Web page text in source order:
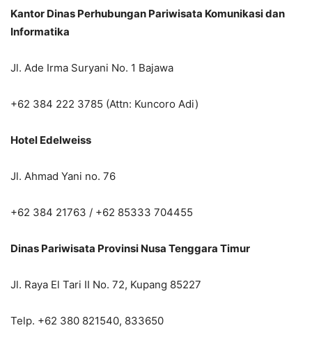
Kantor Dinas Perhubungan Pariwisata Komunikasi dan
Informatika
Jl. Ade Irma Suryani No. 1 Bajawa
+62 384 222 3785 (Attn: Kuncoro Adi)
Hotel Edelweiss
Jl. Ahmad Yani no. 76
+62 384 21763 / +62 85333 704455
Dinas Pariwisata Provinsi Nusa Tenggara Timur
Jl. Raya El Tari II No. 72, Kupang 85227
Telp. +62 380 821540, 833650